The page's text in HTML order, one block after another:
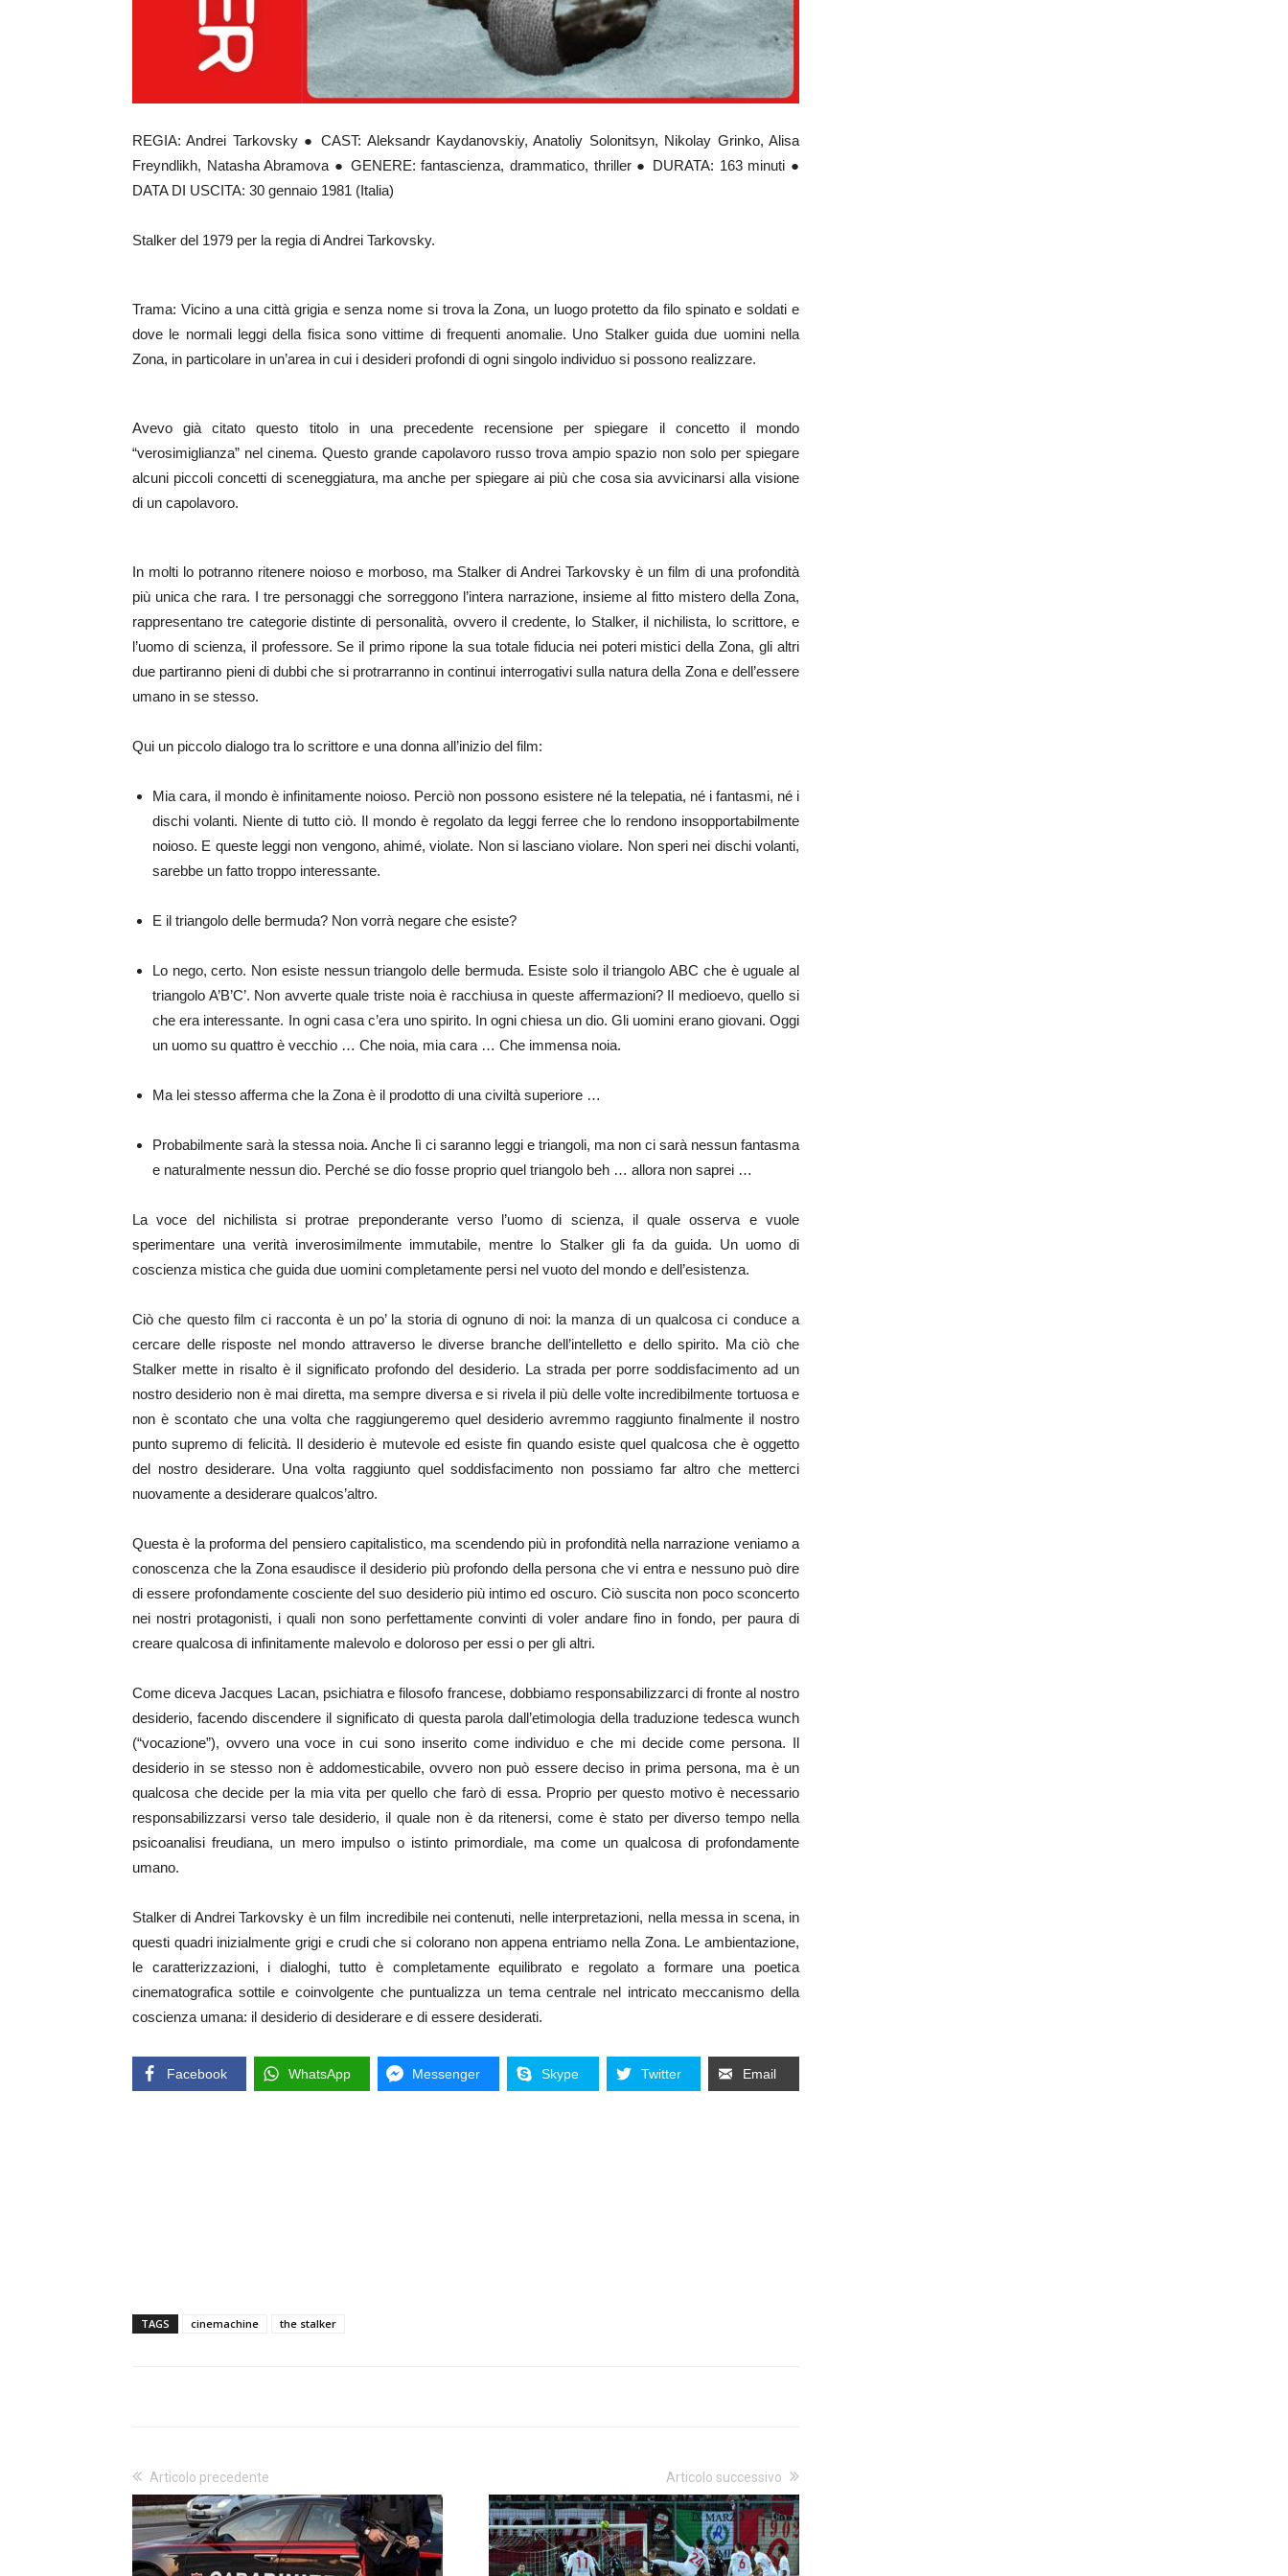
REGIA: Andrei Tarkovsky ● CAST: Aleksandr Kaydanovskiy, Anatoliy Solonitsyn, Nikolay Grinko, Alisa
Freyndlikh, Natasha Abramova ● GENERE: fantascienza, drammatico, thriller ● DURATA: 163 minuti ●
DATA DI USCITA: 30 gennaio 1981 (Italia)
Stalker del 1979 per la regia di Andrei Tarkovsky.
Trama: Vicino a una città grigia e senza nome si trova la Zona, un luogo protetto da filo spinato e soldati e
dove le normali leggi della fisica sono vittime di frequenti anomalie. Uno Stalker guida due uomini nella
Zona, in particolare in un’area in cui i desideri profondi di ogni singolo individuo si possono realizzare.
Avevo già citato questo titolo in una precedente recensione per spiegare il concetto il mondo
“verosimiglianza” nel cinema. Questo grande capolavoro russo trova ampio spazio non solo per spiegare
alcuni piccoli concetti di sceneggiatura, ma anche per spiegare ai più che cosa sia avvicinarsi alla visione
di un capolavoro.
In molti lo potranno ritenere noioso e morboso, ma Stalker di Andrei Tarkovsky è un film di una profondità
più unica che rara. I tre personaggi che sorreggono l’intera narrazione, insieme al fitto mistero della Zona,
rappresentano tre categorie distinte di personalità, ovvero il credente, lo Stalker, il nichilista, lo scrittore, e
l’uomo di scienza, il professore. Se il primo ripone la sua totale fiducia nei poteri mistici della Zona, gli altri
due partiranno pieni di dubbi che si protrarranno in continui interrogativi sulla natura della Zona e dell’essere
umano in se stesso.
Qui un piccolo dialogo tra lo scrittore e una donna all’inizio del film:
Mia cara, il mondo è infinitamente noioso. Perciò non possono esistere né la telepatia, né i fantasmi, né i
dischi volanti. Niente di tutto ciò. Il mondo è regolato da leggi ferree che lo rendono insopportabilmente
noioso. E queste leggi non vengono, ahimé, violate. Non si lasciano violare. Non speri nei dischi volanti,
sarebbe un fatto troppo interessante.
E il triangolo delle bermuda? Non vorrà negare che esiste?
Lo nego, certo. Non esiste nessun triangolo delle bermuda. Esiste solo il triangolo ABC che è uguale al
triangolo A’B’C’. Non avverte quale triste noia è racchiusa in queste affermazioni? Il medioevo, quello si
che era interessante. In ogni casa c’era uno spirito. In ogni chiesa un dio. Gli uomini erano giovani. Oggi
un uomo su quattro è vecchio … Che noia, mia cara … Che immensa noia.
Ma lei stesso afferma che la Zona è il prodotto di una civiltà superiore …
Probabilmente sarà la stessa noia. Anche lì ci saranno leggi e triangoli, ma non ci sarà nessun fantasma
e naturalmente nessun dio. Perché se dio fosse proprio quel triangolo beh … allora non saprei …
La voce del nichilista si protrae preponderante verso l’uomo di scienza, il quale osserva e vuole
sperimentare una verità inverosimilmente immutabile, mentre lo Stalker gli fa da guida. Un uomo di
coscienza mistica che guida due uomini completamente persi nel vuoto del mondo e dell’esistenza.
Ciò che questo film ci racconta è un po’ la storia di ognuno di noi: la manza di un qualcosa ci conduce a
cercare delle risposte nel mondo attraverso le diverse branche dell’intelletto e dello spirito. Ma ciò che
Stalker mette in risalto è il significato profondo del desiderio. La strada per porre soddisfacimento ad un
nostro desiderio non è mai diretta, ma sempre diversa e si rivela il più delle volte incredibilmente tortuosa e
non è scontato che una volta che raggiungeremo quel desiderio avremmo raggiunto finalmente il nostro
punto supremo di felicità. Il desiderio è mutevole ed esiste fin quando esiste quel qualcosa che è oggetto
del nostro desiderare. Una volta raggiunto quel soddisfacimento non possiamo far altro che metterci
nuovamente a desiderare qualcos’altro.
Questa è la proforma del pensiero capitalistico, ma scendendo più in profondità nella narrazione veniamo a
conoscenza che la Zona esaudisce il desiderio più profondo della persona che vi entra e nessuno può dire
di essere profondamente cosciente del suo desiderio più intimo ed oscuro. Ciò suscita non poco sconcerto
nei nostri protagonisti, i quali non sono perfettamente convinti di voler andare fino in fondo, per paura di
creare qualcosa di infinitamente malevolo e doloroso per essi o per gli altri.
Come diceva Jacques Lacan, psichiatra e filosofo francese, dobbiamo responsabilizzarci di fronte al nostro
desiderio, facendo discendere il significato di questa parola dall’etimologia della traduzione tedesca wunch
(“vocazione”), ovvero una voce in cui sono inserito come individuo e che mi decide come persona. Il
desiderio in se stesso non è addomesticabile, ovvero non può essere deciso in prima persona, ma è un
qualcosa che decide per la mia vita per quello che farò di essa. Proprio per questo motivo è necessario
responsabilizzarsi verso tale desiderio, il quale non è da ritenersi, come è stato per diverso tempo nella
psicoanalisi freudiana, un mero impulso o istinto primordiale, ma come un qualcosa di profondamente
umano.
Stalker di Andrei Tarkovsky è un film incredibile nei contenuti, nelle interpretazioni, nella messa in scena, in
questi quadri inizialmente grigi e crudi che si colorano non appena entriamo nella Zona. Le ambientazione,
le caratterizzazioni, i dialoghi, tutto è completamente equilibrato e regolato a formare una poetica
cinematografica sottile e coinvolgente che puntualizza un tema centrale nel intricato meccanismo della
coscienza umana: il desiderio di desiderare e di essere desiderati.
Facebook WhatsApp Messenger Skype Twitter Email
TAGS cinemachine the stalker
Articolo precedente Articolo successivo